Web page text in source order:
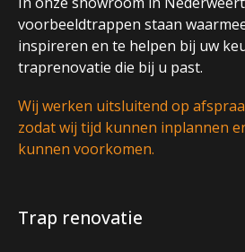
voorbeeldtrappen staan
inspireren en te helpen bij uw
traprenovatie die bij u past.
Wij werken uitsluitend op
zodat wij tijd kunnen inplannen
kunnen voorkomen.
Trap renovatie